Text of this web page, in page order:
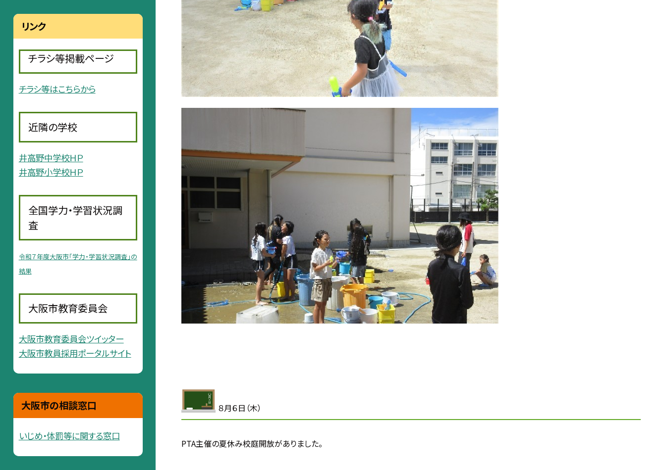
８月６日（木）
PTA主催の夏休み校庭開放がありました。
リンク
チラシ等掲載ページ
チラシ等はこちらから
近隣の学校
井高野中学校ＨＰ
井高野小学校ＨＰ
全国学力・学習状況調
査
令和７年度大阪市「学力・学習状況調査」の
結果
大阪市教育委員会
大阪市教育委員会ツイッター
大阪市教員採用ポータルサイト
大阪市の相談窓口
いじめ・体罰等に関する窓口